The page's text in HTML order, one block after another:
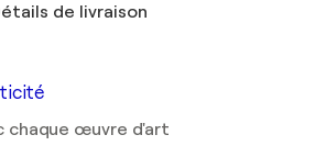
de livraison
chaque œuvre d'art